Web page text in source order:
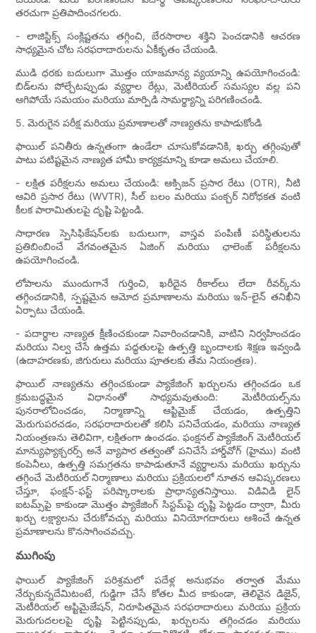
తరచుగా ప్రతిపాదించగలరు.
- లాజిస్టిక్స్ సంక్లిష్టతను తగ్గించి, బేరసారాల శక్తిని పెంచడానికి ఆచరణ
సాధ్యమైన చోట సరఫరాదారులను ఏకీకృతం చేయండి.
ముడి ధరకు బదులుగా మొత్తం యాజమాన్య వ్యయాన్ని ఉపయోగించండి:
బిడ్‌లను పోల్చేటప్పుడు వ్యర్థాల రేట్లు, మెటీరియల్ సమస్యల వల్ల పని
ఆగిపోయే సమయం మరియు మార్పిడి సామర్థ్యాన్ని పరిగణించండి.
5. మెరుగైన పరీక్ష మరియు ప్రమాణాలతో నాణ్యతను కాపాడుకోండి
ఫాయిల్ పనితీరు ఉన్నతంగా ఉండేలా చూసుకోవడానికి, ఖర్చు తగ్గింపుతో
పాటు పటిష్టమైన నాణ్యత హామీ కార్యక్రమాన్ని కూడా అమలు చేయాలి.
- లక్షిత పరీక్షలను అమలు చేయండి: ఆక్సిజన్ ప్రసార రేటు (OTR), నీటి
ఆవిరి ప్రసార రేటు (WVTR), సీల్ బలం మరియు పంక్చర్ నిరోధకత వంటి
కీలక పారామితులపై దృష్టి పెట్టండి.
సాధారణ స్పెసిఫికేషన్‌లకు బదులుగా, వాస్తవ పంపిణీ పరిస్థితులను
ప్రతిబింబించే వేగవంతమైన ఏజింగ్ మరియు ఛాలెంజ్ పరీక్షలను
ఉపయోగించండి.
లోపాలను ముందుగానే గుర్తించి, ఖరీదైన రీకాల్‌లు లేదా రీవర్క్‌ను
తగ్గించడానికి, స్పష్టమైన ఆమోద ప్రమాణాలను మరియు ఇన్-లైన్ తనిఖీని
ఏర్పాటు చేయండి.
- పదార్థాల నాణ్యత క్షీణించకుండా నివారించడానికి, వాటిని నిర్వహించడం
మరియు నిల్వ చేసే ఉత్తమ పద్ధతులపై ఉత్పత్తి బృందాలకు శిక్షణ ఇవ్వండి
(ఉదాహరణకు, జిగురులు మరియు పూతలకు తేమ నియంత్రణ).
ఫాయిల్ నాణ్యతను తగ్గించకుండా ప్యాకేజింగ్ ఖర్చులను తగ్గించడం ఒక
క్రమబద్ధమైన విధానంతో సాధ్యమవుతుంది: మెటీరియల్స్‌ను
పునరాలోచించడం, నిర్మాణాన్ని ఆప్టిమైజ్ చేయడం, ఉత్పత్తిని
మెరుగుపరచడం, సరఫరాదారులతో కలిసి పనిచేయడం, మరియు నాణ్యత
నియంత్రణను తెలివిగా, లక్షితంగా ఉంచడం. ఫంక్షనల్ ప్యాకేజింగ్ మెటీరియల్
మాన్యుఫ్యాక్చరర్స్ అనే వ్యాపార తత్వంతో పనిచేసే హార్డ్‌వోగ్ (హైము) వంటి
కంపెనీలు, ఉత్పత్తి సమగ్రతను కాపాడుతూనే వ్యర్థాలను మరియు ఖర్చును
తగ్గించే మెటీరియల్ నిర్మాణాలు మరియు ప్రక్రియలలో నూతన ఆవిష్కరణలు
చేస్తూ, ఫంక్షన్-ఫస్ట్ పరిష్కారాలకు ప్రాధాన్యతనిస్తాయి. విడివిడి లైన్
ఐటమ్స్‌పై కాకుండా మొత్తం ప్యాకేజింగ్ సిస్టమ్‌పై దృష్టి పెట్టడం ద్వారా, మీరు
ఖర్చు లక్ష్యాలను చేరుకోవచ్చు మరియు వినియోగదారులు ఆశించే ఉన్నత
ప్రమాణాలను కొనసాగించవచ్చు.
ముగింపు
ఫాయిల్ ప్యాకేజింగ్ పరిశ్రమలో పదేళ్ల అనుభవం తర్వాత మేము
నేర్చుకున్నదేమిటంటే, గుడ్డిగా చేసే కోతల మీద కాకుండా, తెలివైన డిజైన్,
మెటీరియల్ ఆప్టిమైజేషన్, నిరూపితమైన సరఫరాదారులు మరియు ప్రక్రియ
మెరుగుదలలపై దృష్టి పెట్టినప్పుడు, ఖర్చులను తగ్గించడం మరియు